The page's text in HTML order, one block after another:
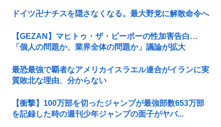
ドイツ卍ナチスを隠さなくなる。最大野党に解散命令へ
【GEZAN】マヒトゥ・ザ・ピーポーの性加害告白…
「個人の問題か、業界全体の問題か」議論が拡大
最恐最強で覇者なアメリカイスラエル連合がイランに実
質敗北な理由、分からない
【衝撃】100万部を切ったジャンプが最強部数653万部
を記録した時の週刊少年ジャンプの面子がヤバ...